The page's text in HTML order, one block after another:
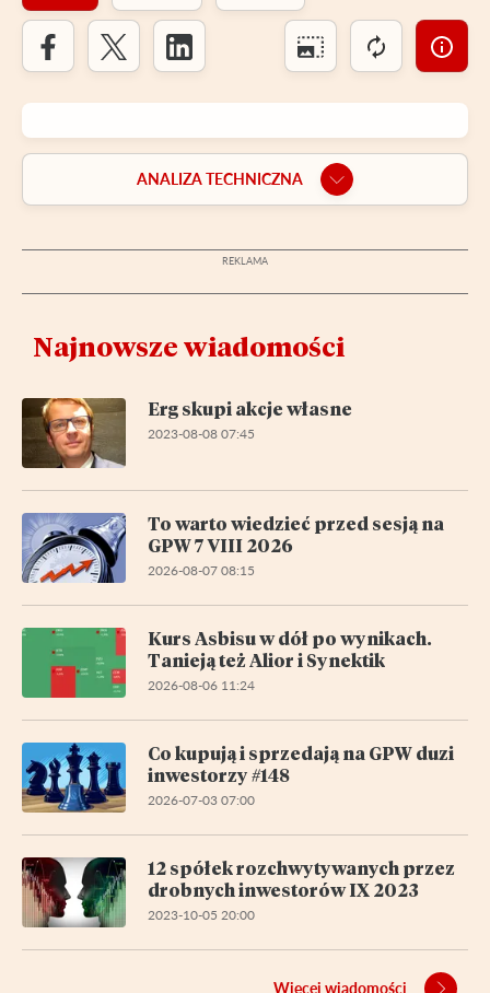
ANALIZA TECHNICZNA
Najnowsze wiadomości
Erg skupi akcje własne
2023-08-08 07:45
To warto wiedzieć przed sesją na
GPW 7 VIII 2026
2026-08-07 08:15
Kurs Asbisu w dół po wynikach.
Tanieją też Alior i Synektik
2026-08-06 11:24
Co kupują i sprzedają na GPW duzi
inwestorzy #148
2026-07-03 07:00
12 spółek rozchwytywanych przez
drobnych inwestorów IX 2023
2023-10-05 20:00
Więcej wiadomości